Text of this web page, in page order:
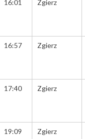
16:01 Zgierz
16:57 Zgierz
17:40 Zgierz
19:09 Zgierz